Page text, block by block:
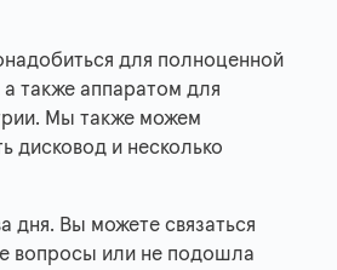
для полноценной
также аппаратом для
Мы также можем
дисковод и несколько
Вы можете связаться
вопросы или не подошла